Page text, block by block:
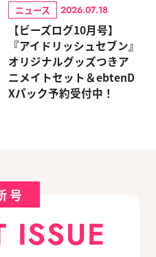
ニュース 2026.07.18
【ビーズログ10月号】
『アイドリッシュセブン』
オリジナルグッズつきア
ニメイトセット＆ebtenD
Xパック予約受付中！
号
ISSUE